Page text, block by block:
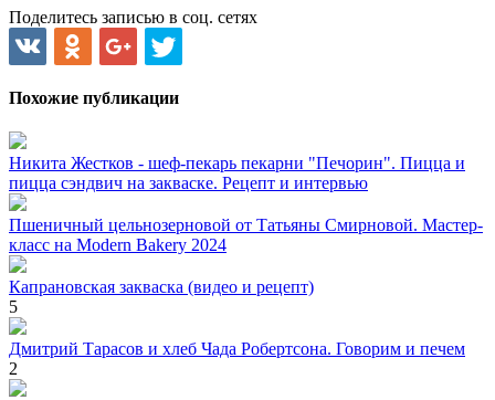
Поделитесь записью в соц. сетях
Похожие публикации
Никита Жестков - шеф-пекарь пекарни "Печорин". Пицца и
пицца сэндвич на закваске. Рецепт и интервью
Пшеничный цельнозерновой от Татьяны Смирновой. Мастер-
класс на Modern Bakery 2024
Капрановская закваска (видео и рецепт)
5
Дмитрий Тарасов и хлеб Чада Робертсона. Говорим и печем
2